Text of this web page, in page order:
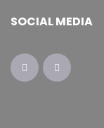
SOCIAL MEDIA